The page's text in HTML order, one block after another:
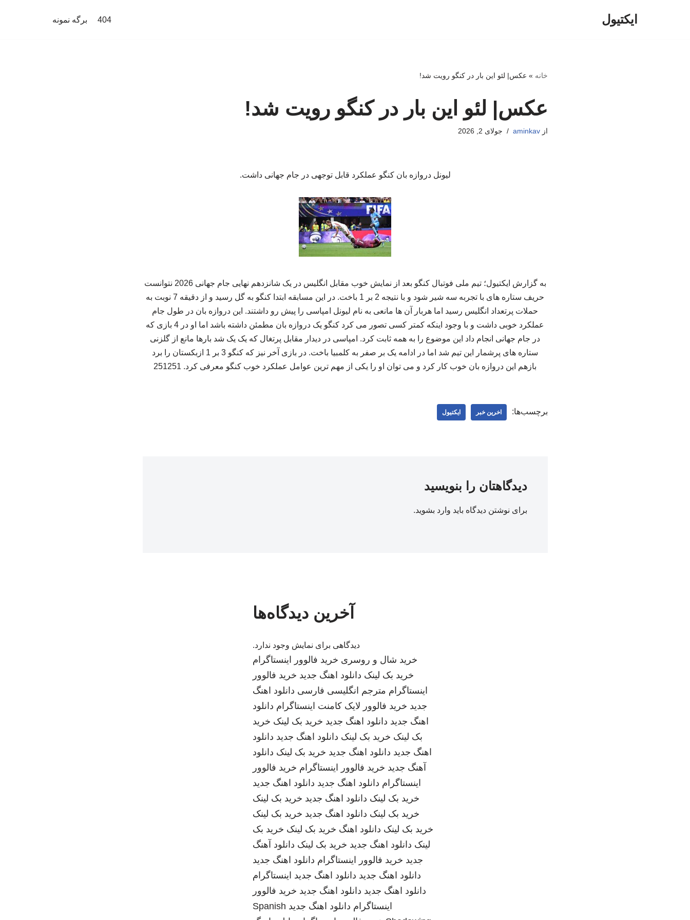
ایکتیول 404 برگه نمونه
خانه » عکس| لئو این بار در کنگو رویت شد!
عکس| لئو این بار در کنگو رویت شد!
ازaminkav جولای 2, 2026
لیونل دروازه بان کنگو عملکرد قابل توجهی در جام جهانی داشت.
به گزارش ایکتیول؛ تیم ملی فوتبال کنگو بعد از نمایش خوب مقابل انگلیس در یک شانزدهم نهایی جام جهانی 2026 نتوانست
حریف ستاره های با تجربه سه شیر شود و با نتیجه 2 بر 1 باخت. در این مسابقه ابتدا کنگو به گل رسید و از دقیقه 7 نوبت به
حملات پرتعداد انگلیس رسید اما هربار آن ها مانعی به نام لیونل امپاسی را پیش رو داشتند. این دروازه بان در طول جام
عملکرد خوبی داشت و با وجود اینکه کمتر کسی تصور می کرد کنگو یک دروازه بان مطمئن داشته باشد اما او در 4 بازی که
در جام جهانی انجام داد این موضوع را به همه ثابت کرد. امپاسی در دیدار مقابل پرتغال که یک یک شد بارها مانع از گلزنی
ستاره های پرشمار این تیم شد اما در ادامه یک بر صفر به کلمبیا باخت. در بازی آخر نیز که کنگو 3 بر 1 ازبکستان را برد
بازهم این دروازه بان خوب کار کرد و می توان او را یکی از مهم ترین عوامل عملکرد خوب کنگو معرفی کرد. 251251
برچسب‌ها: اخرین خبر ایکتیول
دیدگاهتان را بنویسید
برای نوشتن دیدگاه باید وارد بشوید.
آخرین دیدگاه‌ها
دیدگاهی برای نمایش وجود ندارد.
خرید شال و روسری خرید فالوور اینستاگرام
خرید بک لینک دانلود اهنگ جدید خرید فالوور
اینستاگرام مترجم انگلیسی فارسی دانلود اهنگ
جدید خرید فالوور لایک کامنت اینستاگرام دانلود
اهنگ جدید دانلود اهنگ جدید خرید بک لینک خرید
بک لینک خرید بک لینک دانلود اهنگ جدید دانلود
اهنگ جدید دانلود اهنگ جدید خرید بک لینک دانلود
آهنگ جدید خرید فالوور اینستاگرام خرید فالوور
اینستاگرام دانلود اهنگ جدید دانلود اهنگ جدید
خرید بک لینک دانلود اهنگ جدید خرید بک لینک
خرید بک لینک دانلود اهنگ جدید خرید بک لینک
خرید بک لینک دانلود اهنگ خرید بک لینک خرید بک
لینک دانلود اهنگ جدید خرید بک لینک دانلود آهنگ
جدید خرید فالوور اینستاگرام دانلود اهنگ جدید
دانلود اهنگ جدید دانلود اهنگ جدید اینستاگرام
دانلود اهنگ جدید دانلود اهنگ جدید خرید فالوور
اینستاگرام دانلود اهنگ جدید Spanish